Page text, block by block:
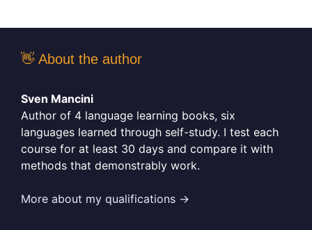
👋 About the author
Sven Mancini
Author of 4 language learning books, six
languages learned through self-study. I test each
course for at least 30 days and compare it with
methods that demonstrably work.
More about my qualifications →